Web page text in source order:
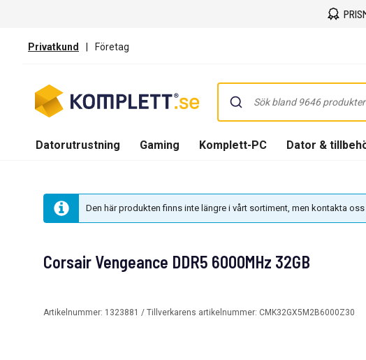
Privatkund | Företag
Datorutrustning Gaming Komplett-PC Dator &
Den här produkten finns inte längre i vårt sortiment, men kontakta
Corsair Vengeance DDR5 6000MHz 32GB
Artikelnummer: 1323881 / Tillverkarens artikelnummer: CMK32GX5M2B6000Z30